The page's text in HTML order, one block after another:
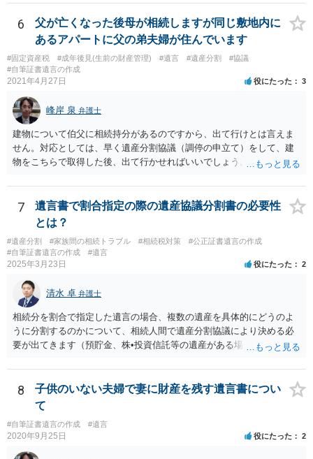
ません。 遺言執行者に就任し、遺言執行が完了したときの報酬だけ、
弁護士費用としてかかります。 ・亡くなった際に、法務局に預けた自
筆証書遺言の存在を親族がなかったものにされる可能性 ⇒自筆の遺言
書を法務局に保管した場合、死亡後、法務局に遺言書の有無を照会す
ることになりますので、「法務局に預けた自筆証書遺言の存在を親族
がなかったもの」にすることはできません。 存在をなかったものにす
がありえますが、その予防方法は、遺言者と面談してみないと判断が
難しいです。
6
父が亡くなった後母が相続しますが同じ敷地内に
あるアパートに父の弟夫婦が住んでいます
#固定資産税 #成年後見(生前の財産管理) #遺言 #遺産分割
#協議
#自筆証書遺言の作成
2021年4月27日 役にたった 3
峰岸 泉 弁護士
建物について伯父に相続持分があるのですから、出て行けとは言えま
せん。対応としては、早く遺産分割協議（調停の申立て）をして、建
物をこちらで取得した後、出て行かせればいいでしょう。 建物の固定
っていない部分については請求すればいいと思います。 なお、家賃に
ついては、お父様自身が遺産分割手続をしなかったのですから、あき
らめるしかないと思います。
7
遺言書で割合指定の際の遺産協議分割書の必要性
とは？
#遺産分割 #家族間の相続トラブル #相続税対策
#公正証書遺言の作成
#自筆証書遺言の作成
#遺言
2025年3月23日 役にたった 2
清水 卓 弁護士
相続分を割合で指定した遺言の場合、複数の遺産を具体的にどうのよ
うに分割するのかについて、相続人間で遺産分割協議により決める必
要が出てきます（預貯金、株•投資信託等の遺産がある場合に、どの遺
投資信託は他の相続人にというような分け方をするのか等について
は、相続人間で遺産分割協議により決める必要があります）。
8
子供のいない夫婦で妻に財産を残す遺言書につい
て
#自筆証書遺言の作成 #遺言
2020年9月25日 役にたった 2